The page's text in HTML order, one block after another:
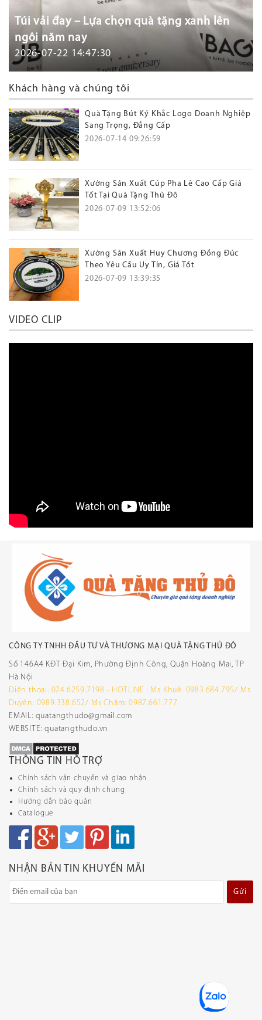
Túi vải đay – Lựa chọn quà tặng xanh lên
ngôi năm nay
2026-07-22 14:47:30
Khách hàng và chúng tôi
Quà Tặng Bút Ký Khắc Logo Doanh Nghiệp
Sang Trọng, Đẳng Cấp
2026-07-14 09:26:59
Xưởng Sản Xuất Cúp Pha Lê Cao Cấp Giá
Tốt Tại Quà Tặng Thủ Đô
2026-07-09 13:52:06
Xưởng Sản Xuất Huy Chương Đồng Đúc
Theo Yêu Cầu Uy Tín, Giá Tốt
2026-07-09 13:39:35
VIDEO CLIP
CÔNG TY TNHH ĐẦU TƯ VÀ THƯƠNG MẠI QUÀ TẶNG THỦ ĐÔ
Số 146A4 KĐT Đại Kim, Phường Định Công, Quận Hoàng Mai, TP
Hà Nội
Điện thoại: 024.6259.7198 - HOTLINE : Ms Khuê: 0983.684.795/ Ms
Duyên: 0989.338.652/ Ms Châm: 0987.661.777
EMAIL: quatangthudo@gmail.com
WEBSITE: quatangthudo.vn
THÔNG TIN HỖ TRỢ
Chính sách vận chuyển và giao nhận
Chính sách và quy định chung
Hướng dẫn bảo quản
Catalogue
NHẬN BẢN TIN KHUYẾN MÃI
Gửi